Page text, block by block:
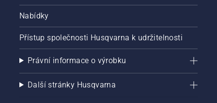
Nabídky
Přístup společnosti Husqvarna k udržitelnosti
Právní informace o výrobku
Další stránky Husqvarna